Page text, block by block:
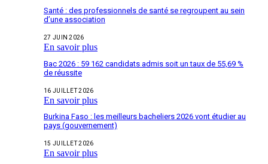
Santé : des professionnels de santé se regroupent au sein
d’une association
27 JUIN 2026
En savoir plus
Bac 2026 : 59 162 candidats admis soit un taux de 55,69 %
de réussite
16 JUILLET 2026
En savoir plus
Burkina Faso : les meilleurs bacheliers 2026 vont étudier au
pays (gouvernement)
15 JUILLET 2026
En savoir plus